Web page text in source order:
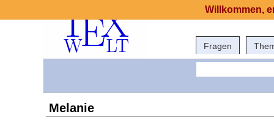
Fragen
Melanie
Willkommen,